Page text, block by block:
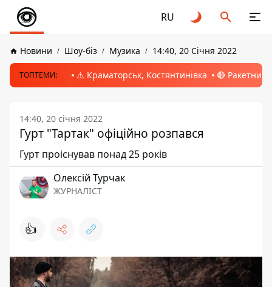
RU
Новини Шоу-біз Музика 14:40, 20 Січня 2022
ТОПТЕМИ: ⚠️ Краматорськ, Костянтинівка 🔴 Ракетний
14:40, 20 січня 2022
Гурт "Тартак" офіційно розпався
Гурт проіснував понад 25 років
Олексій Турчак
ЖУРНАЛІСТ
👍